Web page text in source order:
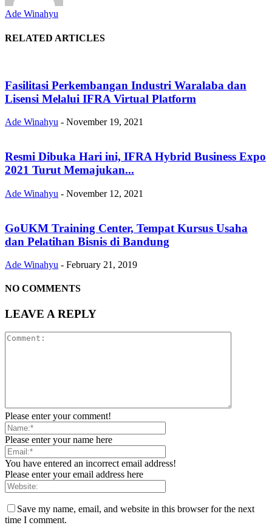
Ade Winahyu
RELATED ARTICLES
Fasilitasi Perkembangan Industri Waralaba dan
Lisensi Melalui IFRA Virtual Platform
Ade Winahyu - November 19, 2021
Resmi Dibuka Hari ini, IFRA Hybrid Business Expo
2021 Turut Memajukan...
Ade Winahyu - November 12, 2021
GoUKM Training Center, Tempat Kursus Usaha
dan Pelatihan Bisnis di Bandung
Ade Winahyu - February 21, 2019
NO COMMENTS
LEAVE A REPLY
Please enter your comment!
Please enter your name here
You have entered an incorrect email address!
Please enter your email address here
Save my name, email, and website in this browser for the next
time I comment.